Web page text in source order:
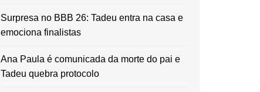
Surpresa no BBB 26: Tadeu entra na casa e
emociona finalistas
Ana Paula é comunicada da morte do pai e
Tadeu quebra protocolo